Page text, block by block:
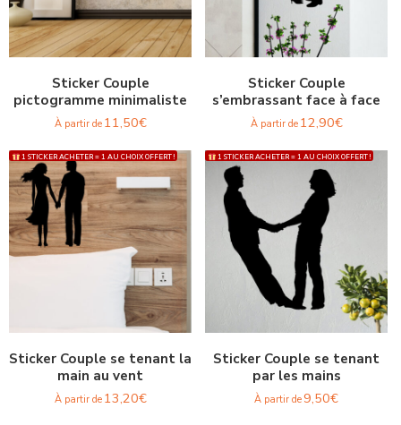
Sticker Couple
pictogramme minimaliste
À partir de 11,50€
Sticker Couple
s’embrassant face à face
À partir de 12,90€
1 STICKER ACHETER = 1 AU CHOIX OFFERT !
Sticker Couple se tenant la
main au vent
À partir de 13,20€
1 STICKER ACHETER = 1 AU CHOIX OFFERT !
Sticker Couple se tenant
par les mains
À partir de9,50€